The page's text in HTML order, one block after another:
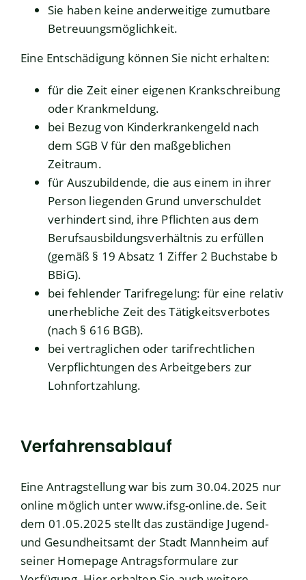
Sie haben keine anderweitige zumutbare
Betreuungsmöglichkeit.
Eine Entschädigung können Sie nicht erhalten:
für die Zeit einer eigenen Krankschreibung
oder Krankmeldung.
bei Bezug von Kinderkrankengeld nach
dem SGB V für den maßgeblichen
Zeitraum.
für Auszubildende, die aus einem in ihrer
Person liegenden Grund unverschuldet
verhindert sind, ihre Pflichten aus dem
Berufsausbildungsverhältnis zu erfüllen
(gemäß § 19 Absatz 1 Ziffer 2 Buchstabe b
BBiG).
bei fehlender Tarifregelung: für eine relativ
unerhebliche Zeit des Tätigkeitsverbotes
(nach § 616 BGB).
bei vertraglichen oder tarifrechtlichen
Verpflichtungen des Arbeitgebers zur
Lohnfortzahlung.
Verfahrensablauf
Eine Antragstellung war bis zum 30.04.2025 nur
online möglich unterwww.ifsg-online.de. Seit
dem 01.05.2025 stellt das zuständige Jugend-
und Gesundheitsamt der Stadt Mannheim auf
seiner Homepage Antragsformulare zur